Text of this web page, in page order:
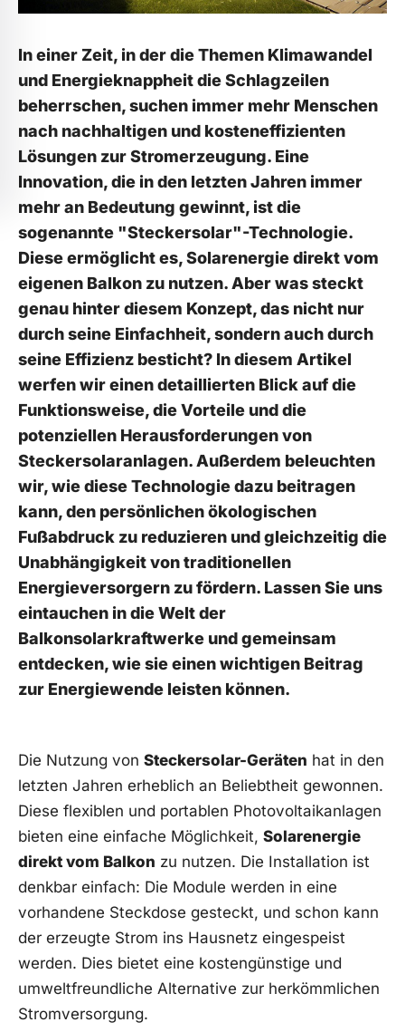
In ⁣einer Zeit, in der​ die Themen Klimawandel
und Energieknappheit die Schlagzeilen
beherrschen, suchen immer mehr ⁣Menschen
nach nachhaltigen und kosteneffizienten
Lösungen ‍zur⁢ Stromerzeugung. Eine
Innovation, die in den letzten Jahren immer
mehr ‍an Bedeutung ​gewinnt, ist⁣ die
sogenannte "Steckersolar"-Technologie.
Diese ermöglicht es, Solarenergie direkt vom
eigenen Balkon zu nutzen. Aber was steckt
genau​ hinter diesem Konzept,‍ das ‍nicht nur
⁤durch⁣ seine Einfachheit, sondern auch ⁤durch
seine ⁢Effizienz besticht? In diesem Artikel
werfen wir ⁤einen detaillierten Blick auf‍ die
Funktionsweise, die ​Vorteile ​und die
potenziellen Herausforderungen von
Steckersolaranlagen. Außerdem‍ beleuchten‍
wir, ​wie diese Technologie dazu beitragen‍
kann, den ⁣persönlichen⁣ ökologischen
Fußabdruck zu reduzieren ⁤und gleichzeitig‌ die
Unabhängigkeit von traditionellen
Energieversorgern zu fördern. Lassen Sie uns
‌eintauchen in die Welt der
Balkonsolarkraftwerke ⁤und‍ gemeinsam
entdecken,⁣ wie​ sie einen wichtigen Beitrag
zur Energiewende leisten können.
Die Nutzung von‌ Steckersolar-Geräten hat in ​den
letzten Jahren erheblich an Beliebtheit⁢ gewonnen.
Diese flexiblen⁤ und ⁢portablen Photovoltaikanlagen
bieten eine einfache⁤ Möglichkeit, Solarenergie
direkt vom Balkon ⁢zu nutzen.‍ Die Installation ist
denkbar einfach: Die Module werden​ in eine
vorhandene Steckdose‍ gesteckt, und schon kann
der ⁤erzeugte Strom ⁢ins Hausnetz eingespeist
werden. Dies bietet eine kostengünstige und
umweltfreundliche Alternative⁢ zur herkömmlichen
Stromversorgung.